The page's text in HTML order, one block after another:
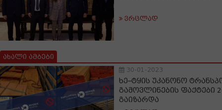
ვრცლად
ახალი ამბები
30-01-2023
ხე–ტყის უკანონო
გამოვლინების ფაქტები
გაიზარდა